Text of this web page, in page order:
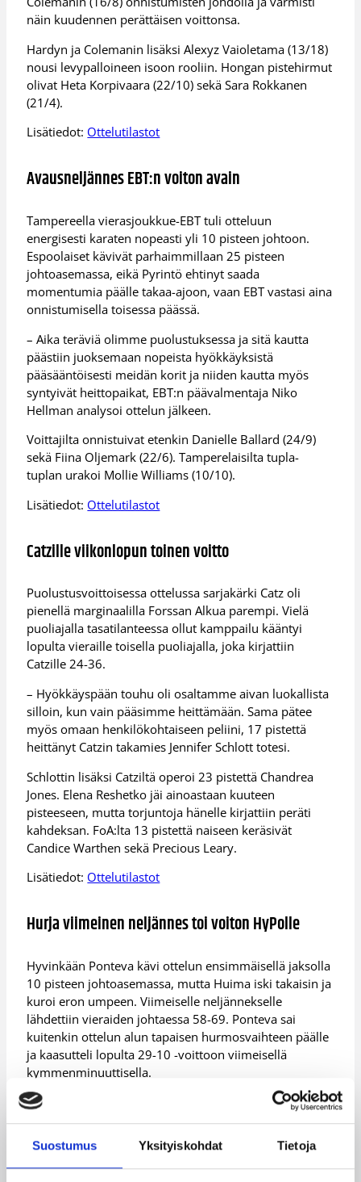
Suostumus Yksityiskohdat Tietoja
näin kuudennen perättäisen voittonsa.
Hardyn ja Colemanin lisäksi Alexyz Vaioletama (13/18)
nousi levypalloineen isoon rooliin. Hongan pistehirmut
olivat Heta Korpivaara (22/10) sekä Sara Rokkanen
(21/4).
Lisätiedot: Ottelutilastot
Avausneljännes EBT:n voiton avain
Tampereella vierasjoukkue-EBT tuli otteluun
energisesti karaten nopeasti yli 10 pisteen johtoon.
Espoolaiset kävivät parhaimmillaan 25 pisteen
johtoasemassa, eikä Pyrintö ehtinyt saada
momentumia päälle takaa-ajoon, vaan EBT vastasi aina
onnistumisella toisessa päässä.
– Aika teräviä olimme puolustuksessa ja sitä kautta
päästiin juoksemaan nopeista hyökkäyksistä
pääsääntöisesti meidän korit ja niiden kautta myös
syntyivät heittopaikat, EBT:n päävalmentaja Niko
Hellman analysoi ottelun jälkeen.
Voittajilta onnistuivat etenkin Danielle Ballard (24/9)
sekä Fiina Oljemark (22/6). Tamperelaisilta tupla-
tuplan urakoi Mollie Williams (10/10).
Lisätiedot: Ottelutilastot
Catzille viikonlopun toinen voitto
Puolustusvoittoisessa ottelussa sarjakärki Catz oli
pienellä marginaalilla Forssan Alkua parempi. Vielä
puoliajalla tasatilanteessa ollut kamppailu kääntyi
lopulta vieraille toisella puoliajalla, joka kirjattiin
Catzille 24-36.
– Hyökkäyspään touhu oli osaltamme aivan luokallista
silloin, kun vain pääsimme heittämään. Sama pätee
myös omaan henkilökohtaiseen peliini, 17 pistettä
heittänyt Catzin takamies Jennifer Schlott totesi.
Schlottin lisäksi Catziltä operoi 23 pistettä Chandrea
Jones. Elena Reshetko jäi ainoastaan kuuteen
pisteeseen, mutta torjuntoja hänelle kirjattiin peräti
kahdeksan. FoA:lta 13 pistettä naiseen keräsivät
Candice Warthen sekä Precious Leary.
Lisätiedot: Ottelutilastot
Hurja viimeinen neljännes toi voiton HyPolle
Hyvinkään Ponteva kävi ottelun ensimmäisellä jaksolla
10 pisteen johtoasemassa, mutta Huima iski takaisin ja
kuroi eron umpeen. Viimeiselle neljännekselle
lähdettiin vieraiden johtaessa 58-69. Ponteva sai
kuitenkin ottelun alun tapaisen hurmosvaihteen päälle
ja kaasutteli lopulta 29-10 -voittoon viimeisellä
kymmenminuuttisella.
– Alun 10 pisteen johtoasemassa tuli ehkä hyvänolon
tunne ja otteemme katosi ja peli oli kääntyä Huimalle.
Jos kuusi pelaaja tekee kaksinumeroiset pistelukemat
pitää olla tyytyväinen koko joukkueen laajaan
ratkaisijoitten kaartiin. Todella tärkeä koko joukkueen